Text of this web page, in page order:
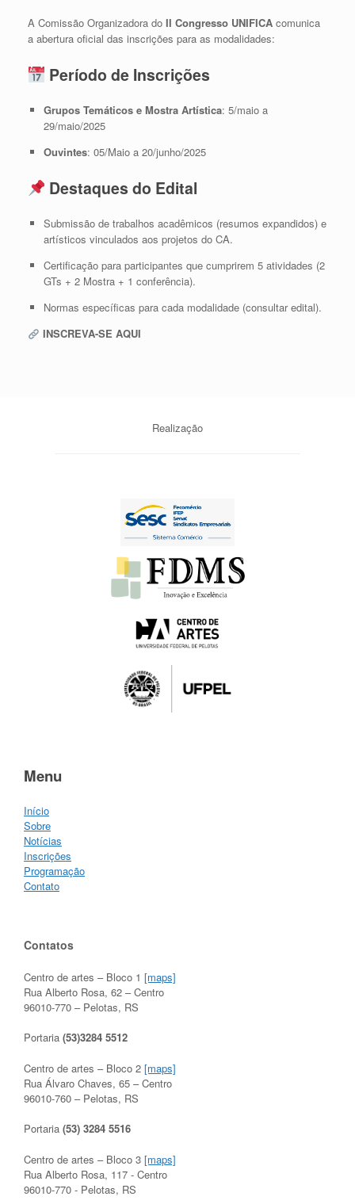
A Comissão Organizadora do II Congresso UNIFICA comunica
a abertura oficial das inscrições para as modalidades:
Período de Inscrições
Grupos Temáticos e Mostra Artística: 5/maio a
29/maio/2025
Ouvintes: 05/Maio a 20/junho/2025
Destaques do Edital
Submissão de trabalhos acadêmicos (resumos expandidos) e
artísticos vinculados aos projetos do CA.
Certificação para participantes que cumprirem 5 atividades (2
GTs + 2 Mostra + 1 conferência).
Normas específicas para cada modalidade (consultar edital).
INSCREVA-SE AQUI
Realização
Menu
Início
Sobre
Notícias
Inscrições
Programação
Contato
Contatos
Centro de artes – Bloco 1 [maps]
Rua Alberto Rosa, 62 – Centro
96010-770 – Pelotas, RS
Portaria (53)3284 5512
Centro de artes – Bloco 2 [maps]
Rua Álvaro Chaves, 65 – Centro
96010-760 – Pelotas, RS
Portaria (53) 3284 5516
Centro de artes – Bloco 3 [maps]
Rua Alberto Rosa, 117 - Centro
96010-770 - Pelotas, RS